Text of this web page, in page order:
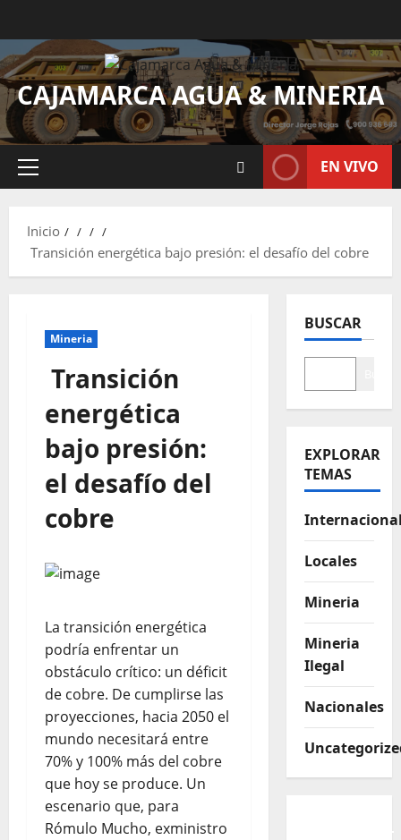
CAJAMARCA AGUA & MINERIA
EN VIVO
Inicio
Transición energética bajo presión: el desafío del cobre
Mineria
Transición
energética
bajo presión:
el desafío del
cobre
La transición energética
podría enfrentar un
obstáculo crítico: un déficit
de cobre. De cumplirse las
proyecciones, hacia 2050 el
mundo necesitará entre
70% y 100% más del cobre
que hoy se produce. Un
escenario que, para
Rómulo Mucho, exministro
BUSCAR
EXPLORAR
TEMAS
Locales
Mineria
Mineria
Ilegal
Nacionales